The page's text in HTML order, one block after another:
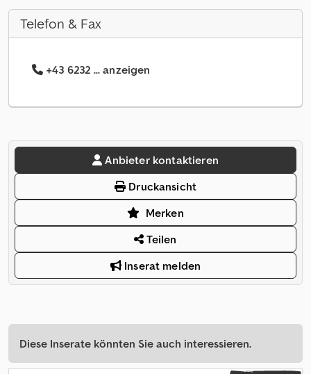
Telefon & Fax
+43 6232 ... anzeigen
Anbieter kontaktieren
Druckansicht
Merken
Teilen
Inserat melden
Diese Inserate könnten Sie auch interessieren.